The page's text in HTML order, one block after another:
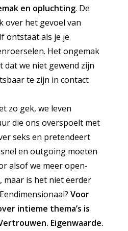
en opluchting. De
over het gevoel van
ontstaat als je je
Het ongemak
dat we niet gewend zijn
te zijn in contact
zo gek, we leven
die ons overspoelt met
seks en pretendeert
en outgoing moeten
alsof we meer open-
maar is het niet eerder
Voor
intieme thema’s is
Eigenwaarde.